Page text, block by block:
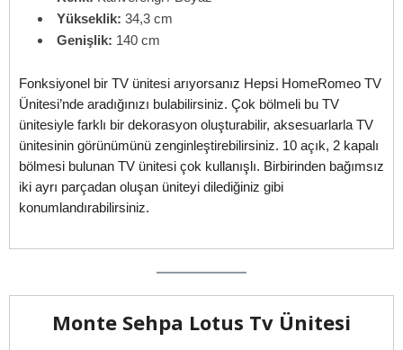
Yükseklik: 34,3 cm
Genişlik: 140 cm
Fonksiyonel bir TV ünitesi arıyorsanız Hepsi HomeRomeo TV
Ünitesi’nde aradığınızı bulabilirsiniz. Çok bölmeli bu TV
ünitesiyle farklı bir dekorasyon oluşturabilir, aksesuarlarla TV
ünitesinin görünümünü zenginleştirebilirsiniz. 10 açık, 2 kapalı
bölmesi bulunan TV ünitesi çok kullanışlı. Birbirinden bağımsız
iki ayrı parçadan oluşan üniteyi dilediğiniz gibi
konumlandırabilirsiniz.
Monte Sehpa Lotus Tv Ünitesi